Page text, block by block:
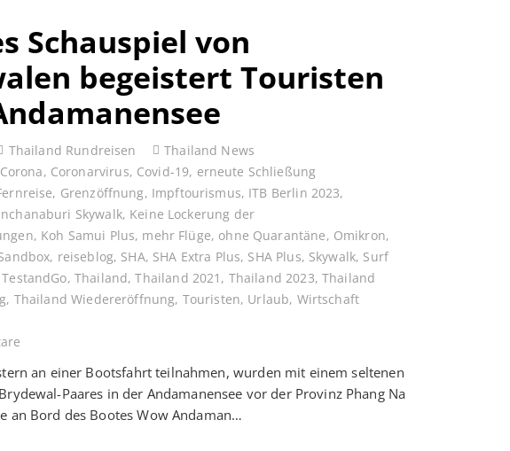
Schauspiel von
begeistert Touristen
Thailand Rundreisen
Thailand News
Corona, Coronarvirus, Covid-19, erneute Schließung
, Grenzöffnung, Impftourismus, ITB Berlin 2023,
Skywalk, Keine Lockerung der
, Koh Samui Plus, mehr Flüge, ohne Quarantäne, Omikron,
, reiseblog, SHA, SHA Extra Plus, SHA Plus, Skywalk, Surf
TestandGo, Thailand,Thailand 2021 , Thailand 2023, Thailand
, Thailand Wiedereröffnung, Touristen, Urlaub, Wirtschaft
an einer Bootsfahrt teilnahmen, wurden mit einem seltenen
Paares in der Andamanensee vor der Provinz Phang Na
an Bord des Bootes Wow Andaman…